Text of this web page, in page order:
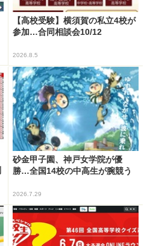
【高校受験】横須賀の私立4校が
参加…合同相談会10/12
2026.8.5
砂金甲子園、神戸女学院が優
勝…全国14校の中高生が腕競う
2026.7.29